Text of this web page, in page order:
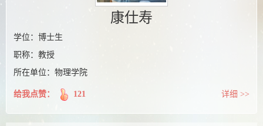
康仕寿
学位：博士生
职称：教授
所在单位：物理学院
给我点赞： 121 详细 >>